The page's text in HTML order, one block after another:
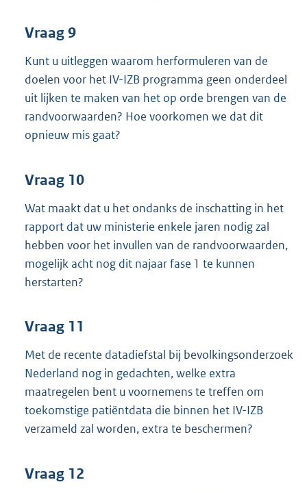
Vraag 9
Kunt u uitleggen waarom herformuleren van de
doelen voor het IV-IZB programma geen onderdeel
uit lijken te maken van het op orde brengen van de
randvoorwaarden? Hoe voorkomen we dat dit
opnieuw mis gaat?
Vraag 10
Wat maakt dat u het ondanks de inschatting in het
rapport dat uw ministerie enkele jaren nodig zal
hebben voor het invullen van de randvoorwaarden,
mogelijk acht nog dit najaar fase 1 te kunnen
herstarten?
Vraag 11
Met de recente datadiefstal bij bevolkingsonderzoek
Nederland nog in gedachten, welke extra
maatregelen bent u voornemens te treffen om
toekomstige patiëntdata die binnen het IV-IZB
verzameld zal worden, extra te beschermen?
Vraag 12